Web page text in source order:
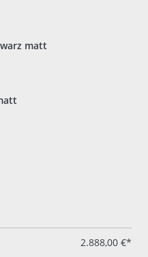
matt
2.888,00 €*